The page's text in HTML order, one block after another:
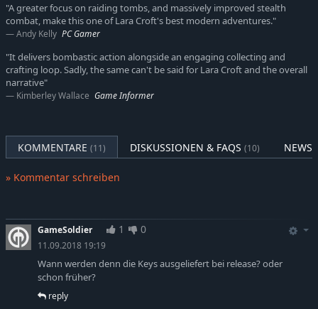
"A greater focus on raiding tombs, and massively improved stealth
combat, make this one of Lara Croft's best modern adventures."
Andy Kelly PC Gamer
"It delivers bombastic action alongside an engaging collecting and
crafting loop. Sadly, the same can't be said for Lara Croft and the overall
narrative"
Kimberley Wallace Game Informer
KOMMENTARE (11) DISKUSSIONEN & FAQS (10) NEWS
» Kommentar schreiben
GameSoldier 1 0
11.09.2018 19:19
Wann werden denn die Keys ausgeliefert bei release? oder
schon früher?
reply